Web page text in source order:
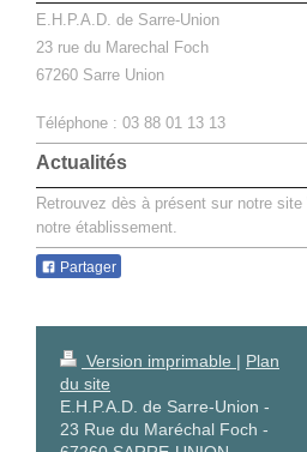
E.H.P.A.D. de Sarre-Union
23 rue du Marechal Foch
67260 Sarre Union
Téléphone : 03 88 01 13 13
Actualités
Retrouvez dès à présent sur notre
notre établissement.
Partager
Version imprimable | Plan
du site
E.H.P.A.D. de Sarre-Union -
23 Rue du Maréchal Foch -